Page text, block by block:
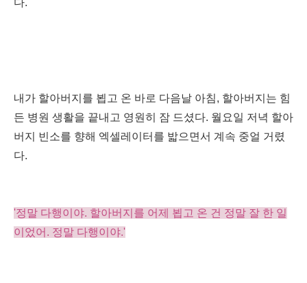
다.
내가 할아버지를 뵙고 온 바로 다음날 아침, 할아버지는 힘
든 병원 생활을 끝내고 영원히 잠 드셨다. 월요일 저녁 할아
버지 빈소를 향해 엑셀레이터를 밟으면서 계속 중얼 거렸
다.
'정말 다행이야. 할아버지를 어제 뵙고 온 건 정말 잘 한 일
이었어. 정말 다행이야.'